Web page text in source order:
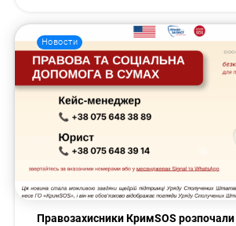
Новости
Правозахисники КримSOS розпочали